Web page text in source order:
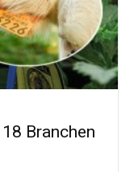
Branchen